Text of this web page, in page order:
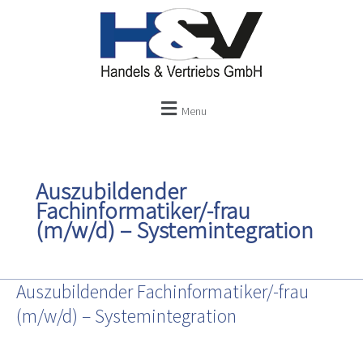
Menu
Auszubildender
Fachinformatiker/-frau
(m/w/d) – Systemintegration
Auszubildender Fachinformatiker/-frau
(m/w/d) – Systemintegration
Auszubildender
Fachinformatiker/-
frau